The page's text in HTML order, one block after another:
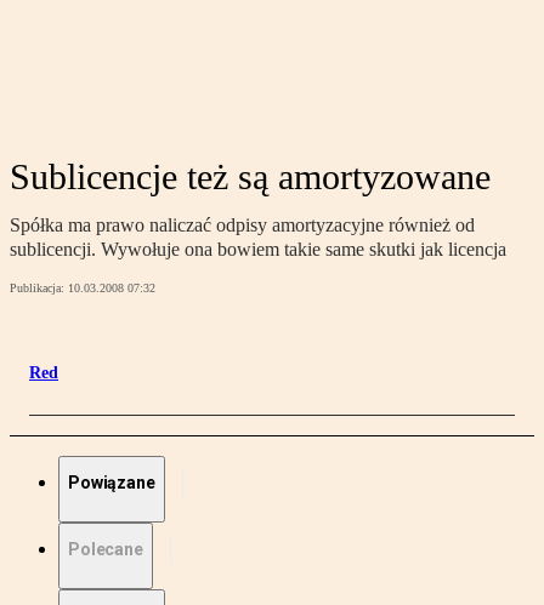
Sublicencje też są amortyzowane
Spółka ma prawo naliczać odpisy amortyzacyjne również od
sublicencji. Wywołuje ona bowiem takie same skutki jak licencja
Publikacja: 10.03.2008 07:32
Red
Powiązane
Polecane